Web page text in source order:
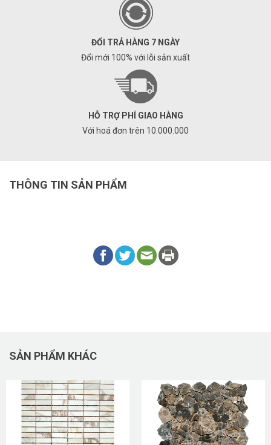
ĐỔI TRẢ HÀNG 7 NGÀY
Đổi mới 100% với lỗi sản xuất
HỖ TRỢ PHÍ GIAO HÀNG
Với hoá đơn trên 10.000.000
THÔNG TIN SẢN PHẨM
SẢN PHẨM KHÁC